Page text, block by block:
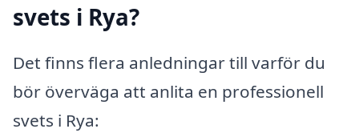
svets i Rya?
Det finns flera anledningar till varför du
bör överväga att anlita en professionell
svets i Rya: